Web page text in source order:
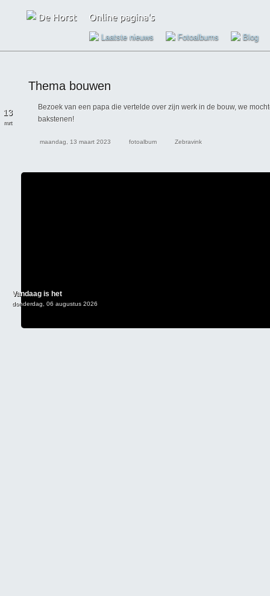
Laatste nieuws Fotoalbums Blog
13
mrt
Thema bouwen
Bezoek van een papa die vertelde over zijn werk in de bouw, we
bakstenen!
maandag, 13 maart 2023 fotoalbum Zebravink
Vandaag is het
donderdag, 06 augustus 2026